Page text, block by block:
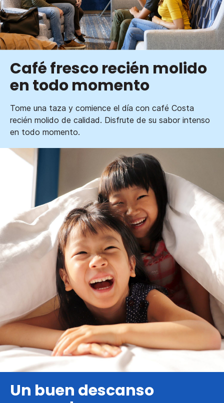
Café fresco recién molido
en todo momento
Tome una taza y comience el día con café Costa
recién molido de calidad. Disfrute de su sabor intenso
en todo momento.
Un buen descanso